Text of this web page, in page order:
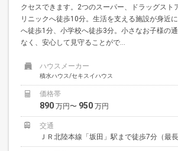
クセスできます。2つのスーパー、ドラッグスト
リニックへ徒歩10分。生活を支える施設が身近
へ徒歩1分、小学校へ徒歩3分。小さなお子様の
なく、安心して見守ることがで...
ハウスメーカー
積水ハウス/セキスイハウス
価格帯
890 万円〜 950 万円
交通
ＪＲ北陸本線「坂田」駅まで徒歩7分（最長